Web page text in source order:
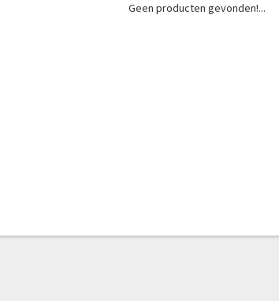
Geen producten gevonden!...